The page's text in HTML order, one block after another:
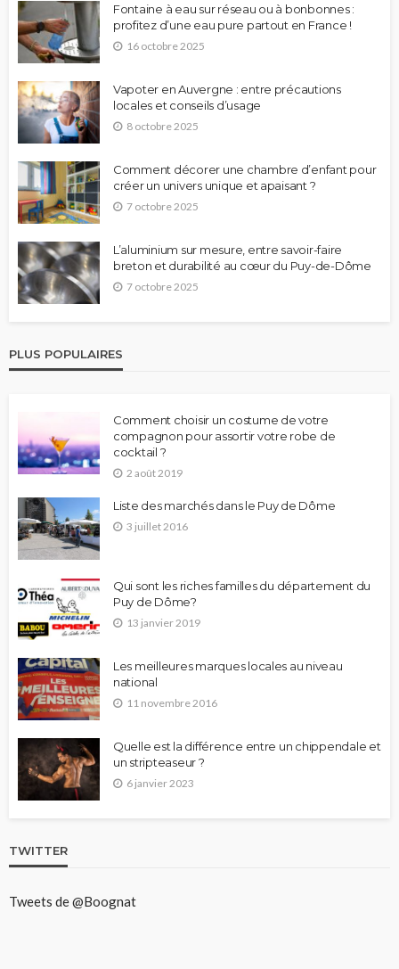
Fontaine à eau sur réseau ou à bonbonnes :
profitez d’une eau pure partout en France !
16 octobre 2025
Vapoter en Auvergne : entre précautions
locales et conseils d’usage
8 octobre 2025
Comment décorer une chambre d’enfant pour
créer un univers unique et apaisant ?
7 octobre 2025
L’aluminium sur mesure, entre savoir-faire
breton et durabilité au cœur du Puy-de-Dôme
7 octobre 2025
PLUS POPULAIRES
Comment choisir un costume de votre
compagnon pour assortir votre robe de
cocktail ?
2 août 2019
Liste des marchés dans le Puy de Dôme
3 juillet 2016
Qui sont les riches familles du département du
Puy de Dôme?
13 janvier 2019
Les meilleures marques locales au niveau
national
11 novembre 2016
Quelle est la différence entre un chippendale et
un stripteaseur ?
6 janvier 2023
TWITTER
Tweets de @Boognat